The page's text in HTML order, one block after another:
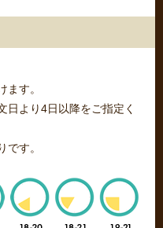
ます。
より4日以降をご指定く
す。